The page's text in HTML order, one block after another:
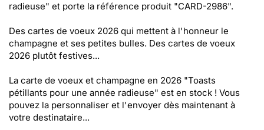
radieuse" et porte la référence produit "CARD-2986".
Des cartes de voeux 2026 qui mettent à l'honneur le
champagne et ses petites bulles. Des cartes de voeux
2026 plutôt festives...
La carte de voeux et champagne en 2026 "Toasts
pétillants pour une année radieuse" est en stock ! Vous
pouvez la personnaliser et l'envoyer dès maintenant à
votre destinataire...